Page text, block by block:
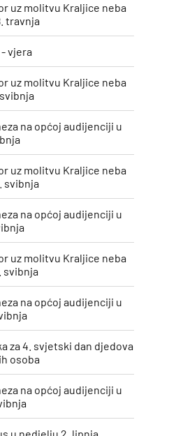
uz molitvu Kraljice neba
travnja
vjera
uz molitvu Kraljice neba
na općoj audijenciji u
uz molitvu Kraljice neba
svibnja
na općoj audijenciji u
uz molitvu Kraljice neba
svibnja
na općoj audijenciji u
za 4. svjetski dan djedova
osoba
na općoj audijenciji u